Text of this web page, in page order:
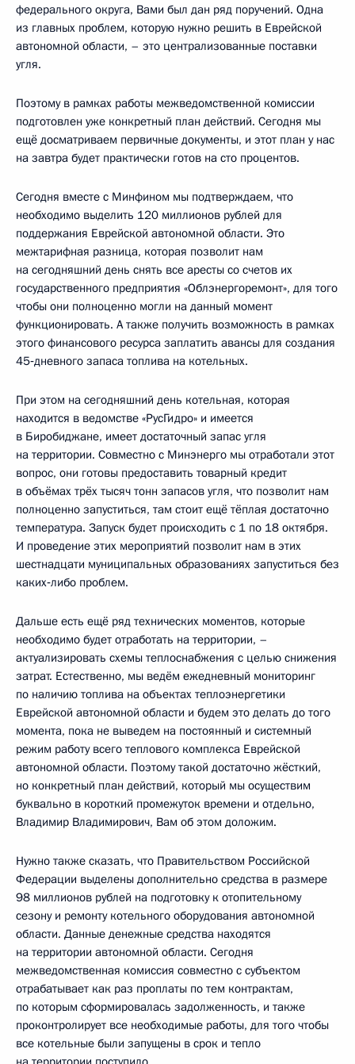
федерального округа, Вами был дан ряд поручений. Одна
из главных проблем, которую нужно решить в Еврейской
автономной области, – это централизованные поставки
угля.
Поэтому в рамках работы межведомственной комиссии
подготовлен уже конкретный план действий. Сегодня мы
ещё досматриваем первичные документы, и этот план у нас
на завтра будет практически готов на сто процентов.
Сегодня вместе с Минфином мы подтверждаем, что
необходимо выделить 120 миллионов рублей для
поддержания Еврейской автономной области. Это
межтарифная разница, которая позволит нам
на сегодняшний день снять все аресты со счетов их
государственного предприятия «Облэнергоремонт», для того
чтобы они полноценно могли на данный момент
функционировать. А также получить возможность в рамках
этого финансового ресурса заплатить авансы для создания
45‑дневного запаса топлива на котельных.
При этом на сегодняшний день котельная, которая
находится в ведомстве «РусГидро» и имеется
в Биробиджане, имеет достаточный запас угля
на территории. Совместно с Минэнерго мы отработали этот
вопрос, они готовы предоставить товарный кредит
в объёмах трёх тысяч тонн запасов угля, что позволит нам
полноценно запуститься, там стоит ещё тёплая достаточно
температура. Запуск будет происходить с 1 по 18 октября.
И проведение этих мероприятий позволит нам в этих
шестнадцати муниципальных образованиях запуститься без
каких‑либо проблем.
Дальше есть ещё ряд технических моментов, которые
необходимо будет отработать на территории, –
актуализировать схемы теплоснабжения с целью снижения
затрат. Естественно, мы ведём ежедневный мониторинг
по наличию топлива на объектах теплоэнергетики
Еврейской автономной области и будем это делать до того
момента, пока не выведем на постоянный и системный
режим работу всего теплового комплекса Еврейской
автономной области. Поэтому такой достаточно жёсткий,
но конкретный план действий, который мы осуществим
буквально в короткий промежуток времени и отдельно,
Владимир Владимирович, Вам об этом доложим.
Нужно также сказать, что Правительством Российской
Федерации выделены дополнительно средства в размере
98 миллионов рублей на подготовку к отопительному
сезону и ремонту котельного оборудования автономной
области. Данные денежные средства находятся
на территории автономной области. Сегодня
межведомственная комиссия совместно с субъектом
отрабатывает как раз проплаты по тем контрактам,
по которым сформировалась задолженность, и также
проконтролирует все необходимые работы, для того чтобы
все котельные были запущены в срок и тепло